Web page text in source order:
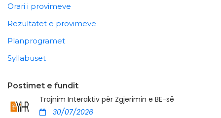
Orari i provimeve
Rezultatet e provimeve
Planprogramet
Syllabuset
Postimet e fundit
Trajnim Interaktiv për Zgjerimin e BE-së
30/07/2026